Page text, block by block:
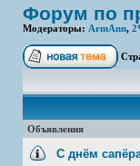
Форум по
Модераторы: ArmAnn,
Объявления
С днём